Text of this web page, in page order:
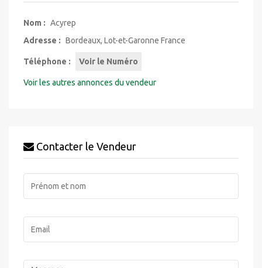
Nom : Acyrep
Adresse : Bordeaux, Lot-et-Garonne France
Téléphone : Voir le Numéro
Voir les autres annonces du vendeur
Contacter le Vendeur